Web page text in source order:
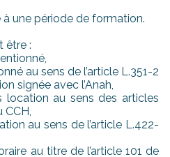
une période de formation.
être :
au sens de l’article L.351-2
signée avec l’Anah,
au sens des articles
CCH,
au sens de l’article L.422-
au titre de l’article 101 de